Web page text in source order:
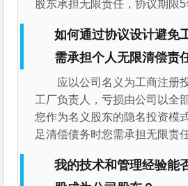
股东承担无限责任，协议期限5
如何通过协议设计避免
需承担个人无限清偿责
应以公司名义为工商注册
工厂负责人，亏损由公司以全
您作为名义股东的隐名投资模
足清偿债务时您需承担无限责任
我的技术和管理经验能